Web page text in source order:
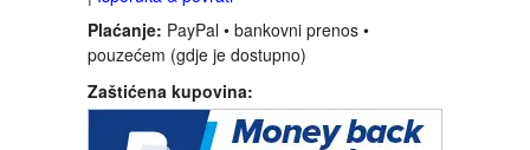
KRIMINALISTIČKI
KUVARI
Plaćanje: PayPal • bankovni prenos •
pouzećem (gdje je dostupno)
Zaštićena kupovina: